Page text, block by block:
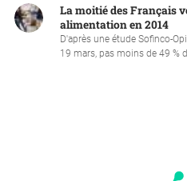
La moitié des Français
alimentation en 2014
D'après une étude Sofinco-
19 mars, pas moins de 49 %